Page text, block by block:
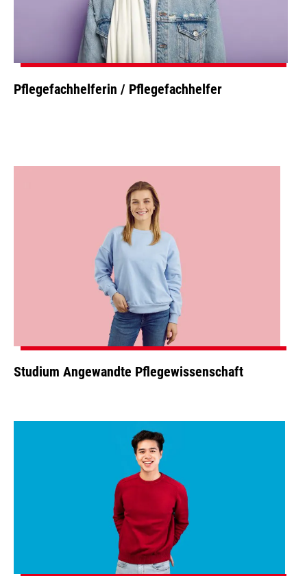
Pflegefachhelferin / Pflegefachhelfer
Studium Angewandte Pflegewissenschaft